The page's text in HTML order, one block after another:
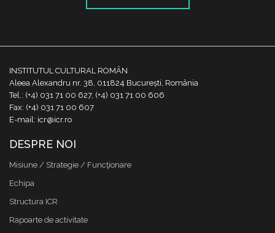
INSTITUTUL CULTURAL ROMÂN
Aleea Alexandru nr. 38, 011824 București, România
Tel.: (+4) 031 71 00 627, (+4) 031 71 00 606
Fax: (+4) 031 71 00 607
E-mail: icr@icr.ro
DESPRE NOI
Misiune / Strategie / Funcţionare
Echipa
Structura ICR
Rapoarte de activitate